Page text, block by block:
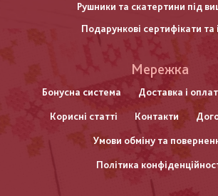
Рушники та скатертини під
Подарункові сертифікати та
нижнього
колонтитулу
Мережка
Бонусна система Доставка і
Корисні статті Контакти
Умови обміну та
Політика